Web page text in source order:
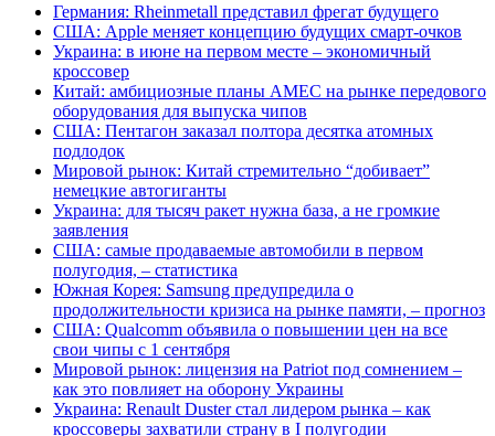
Германия: Rheinmetall представил фрегат будущего
США: Apple меняет концепцию будущих смарт-очков
Украина: в июне на первом месте – экономичный
кроссовер
Китай: амбициозные планы AMEC на рынке передового
оборудования для выпуска чипов
США: Пентагон заказал полтора десятка атомных
подлодок
Мировой рынок: Китай стремительно “добивает”
немецкие автогиганты
Украина: для тысяч ракет нужна база, а не громкие
заявления
США: самые продаваемые автомобили в первом
полугодия, – статистика
Южная Корея: Samsung предупредила о
продолжительности кризиса на рынке памяти, – прогноз
США: Qualcomm объявила о повышении цен на все
свои чипы с 1 сентября
Мировой рынок: лицензия на Patriot под сомнением –
как это повлияет на оборону Украины
Украина: Renault Duster стал лидером рынка – как
кроссоверы захватили страну в I полугодии